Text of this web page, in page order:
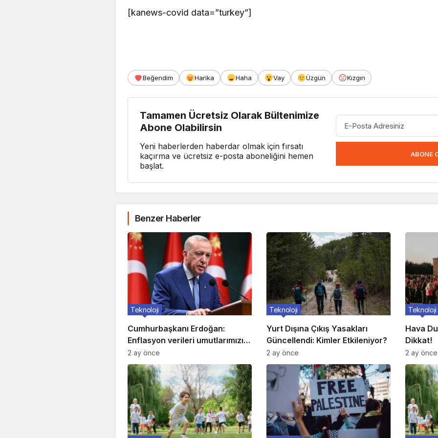
[kanews-covid data=”turkey”]
Beğendim Harika Haha Vay Üzgün Kızgın
Tamamen Ücretsiz Olarak Bültenimize
Abone Olabilirsin
Yeni haberlerden haberdar olmak için fırsatı
kaçırma ve ücretsiz e-posta aboneliğini hemen
başlat.
ABONE
Benzer Haberler
Cumhurbaşkanı Erdoğan:
Enflasyon verileri umutlarımızı
artırdı
Teknoloji
2 ay önce
Yurt Dışına Çıkış Yasakları
Güncellendi: Kimler Etkileniyor?
Teknoloji
2 ay önce
Hava
Dikkat!
Teknoloji
2 ay önce